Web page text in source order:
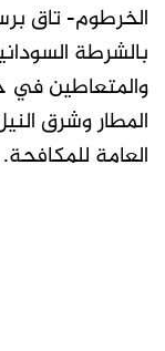
الخرطوم- تاق
بالشرطة
والمتعاطين في
المطار وشرق
العامة للمكافحة.